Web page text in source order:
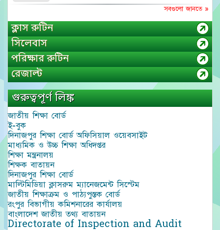
সবগুলো জানতে »
ক্লাস রুটিন
সিলেবাস
পরিক্ষার রুটিন
রেজাল্ট
গুরুত্বপূর্ণ লিঙ্ক
জাতীয় শিক্ষা বোর্ড
ই-বুক
দিনাজপুর শিক্ষা বোর্ড অফিসিয়াল ওয়েবসাইট
মাধ্যমিক ও উচ্চ শিক্ষা অধিদপ্তর
শিক্ষা মন্ত্রনালয়
শিক্ষক বাতায়ন
দিনাজপুর শিক্ষা বোর্ড
মাল্টিমিডিয়া ক্লাসরুম ম্যানেজমেন্ট সিস্টেম
জাতীয় শিক্ষাক্রম ও পাঠ্যপুস্তক বোর্ড
রংপুর বিভাগীয় কমিশনারের কার্যালয়
বাংলাদেশ জাতীয় তথ্য বাতায়ন
Directorate of Inspection and Audit